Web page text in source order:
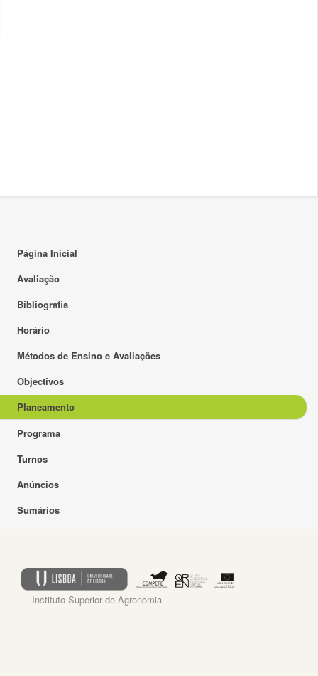
Página Inicial
Avaliação
Bibliografia
Horário
Métodos de Ensino e Avaliações
Objectivos
Planeamento
Programa
Turnos
Anúncios
Sumários
Instituto Superior de Agronomia